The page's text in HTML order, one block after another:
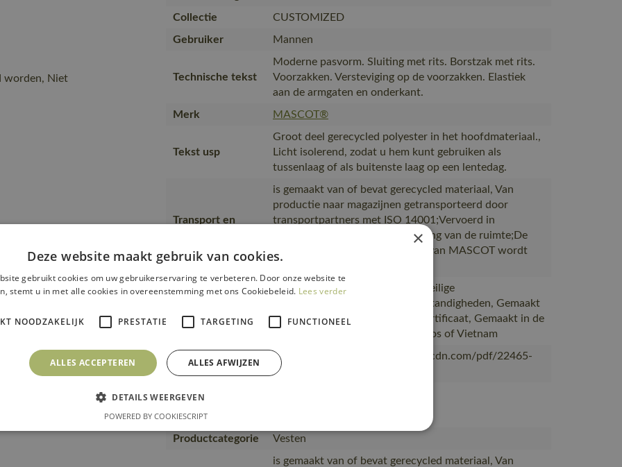
worden, Niet
Collectie
CUSTOMIZED
Gebruiker
Mannen
Technische tekst
Moderne pasvorm. Sluiting met rits. Borstzak met rits.
Voorzakken. Versteviging op de voorzakken. Elastiek
aan de armgaten en onderkant.
Merk
MASCOT®
Tekst usp
Groot deel gerecycled polyester in het hoofdmateriaal.,
Licht isolerend, zodat u hem kunt gebruiken als
tussenlaag of als buitenste laag op een lentedag.
Transport en
is gemaakt van of bevat gerecycled materiaal, Van
productie naar magazijnen getransporteerd door
transportpartners met ISO 14001;Vervoerd in
zendingen met maximale benutting van de ruimte;De
verpakking waarin de bestelling van MASCOT wordt
wat het bewijs is van goede en veilige
medewerkerrelaties en werkomstandigheden, Gemaakt
in productie met een SA8000-certificaat, Gemaakt in de
eigen fabriek van MASCOT in Laos of Vietnam
Url product pdf
https://mascotsitecore-1ccb8.kxcdn.com/pdf/22465-
682-24-nl.pdf
Productie en verpakking
Productcategorie Vesten
is gemaakt van of bevat gerecycled materiaal, Van
×
Deze website maakt gebruik van cookies.
gebruikt cookies om uw gebruikerservaring te verbeteren. Door onze website te
stemt u in met alle cookies in overeenstemming met ons Cookiebeleid. Lees verder
NOODZAKELIJK PRESTATIE TARGETING FUNCTIONEEL
ALLES ACCEPTEREN ALLES AFWIJZEN
DETAILS WEERGEVEN
POWERED BY COOKIESCRIPT